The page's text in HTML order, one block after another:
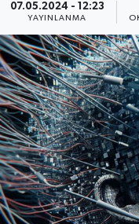
07.05.2024 - 12:23
YAYINLANMA
Ankara
Antalya
Ardahan
Artvin
Aydın
Balıkesir
Dualar
Hadislerle
Kudüs
Kurban
Mukabele
Diyanet Dergi
TDV
Hutbeler
DİYANET
DİYANET
DİYANET
Son Dakika
Haber Arşivi